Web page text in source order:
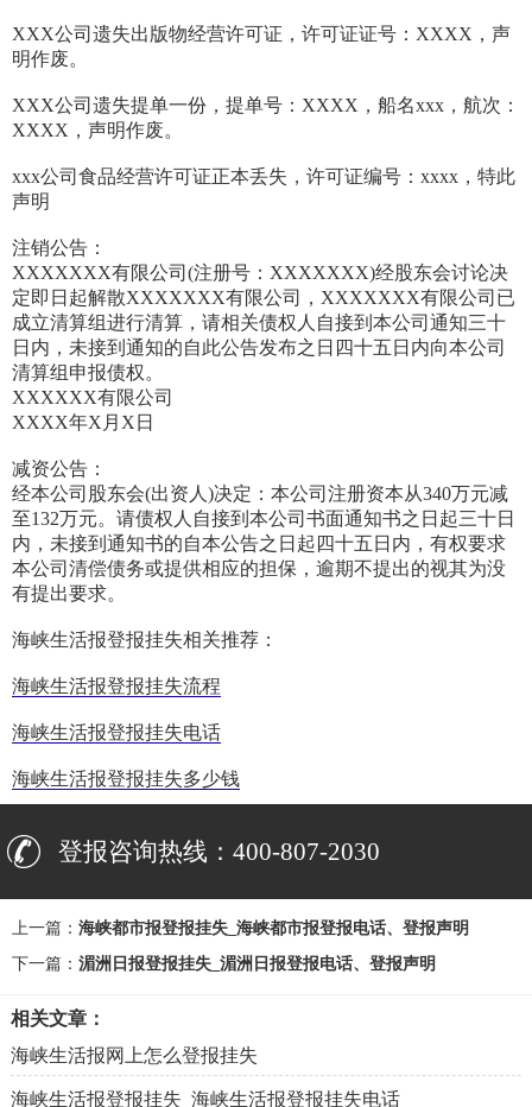
XXX公司遗失出版物经营许可证，许可证证号：XXXX，声
明作废。
XXX公司遗失提单一份，提单号：XXXX，船名xxx，航次：
XXXX，声明作废。
xxx公司食品经营许可证正本丢失，许可证编号：xxxx，特此
声明
注销公告：
XXXXXXX有限公司(注册号：XXXXXXX)经股东会讨论决
定即日起解散XXXXXXX有限公司，XXXXXXX有限公司已
成立清算组进行清算，请相关债权人自接到本公司通知三十
日内，未接到通知的自此公告发布之日四十五日内向本公司
清算组申报债权。
XXXXXX有限公司
XXXX年X月X日
减资公告：
经本公司股东会(出资人)决定：本公司注册资本从340万元减
至132万元。请债权人自接到本公司书面通知书之日起三十日
内，未接到通知书的自本公告之日起四十五日内，有权要求
本公司清偿债务或提供相应的担保，逾期不提出的视其为没
有提出要求。
海峡生活报登报挂失相关推荐：
海峡生活报登报挂失流程
海峡生活报登报挂失电话
海峡生活报登报挂失多少钱
登报咨询热线：400-807-2030
上一篇： 海峡都市报登报挂失_海峡都市报登报电话、登报声明
下一篇： 湄洲日报登报挂失_湄洲日报登报电话、登报声明
相关文章：
海峡生活报网上怎么登报挂失
海峡生活报登报挂失_海峡生活报登报挂失电话